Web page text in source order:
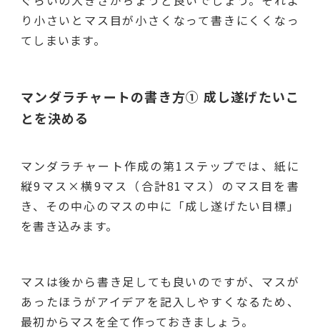
り小さいとマス目が小さくなって書きにくくなっ
てしまいます。
マンダラチャートの書き方① 成し遂げたいこ
とを決める
マンダラチャート作成の第1ステップでは、紙に
縦9マス×横9マス（合計81マス）のマス目を書
き、その中心のマスの中に「成し遂げたい目標」
を書き込みます。
マスは後から書き足しても良いのですが、マスが
あったほうがアイデアを記入しやすくなるため、
最初からマスを全て作っておきましょう。